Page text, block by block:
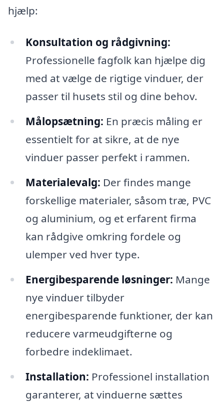
hjælp:
Konsultation og rådgivning:
Professionelle fagfolk kan hjælpe dig
med at vælge de rigtige vinduer, der
passer til husets stil og dine behov.
Målopsætning: En præcis måling er
essentielt for at sikre, at de nye
vinduer passer perfekt i rammen.
Materialevalg: Der findes mange
forskellige materialer, såsom træ, PVC
og aluminium, og et erfarent firma
kan rådgive omkring fordele og
ulemper ved hver type.
Energibesparende løsninger: Mange
nye vinduer tilbyder
energibesparende funktioner, der kan
reducere varmeudgifterne og
forbedre indeklimaet.
Installation: Professionel installation
garanterer, at vinduerne sættes